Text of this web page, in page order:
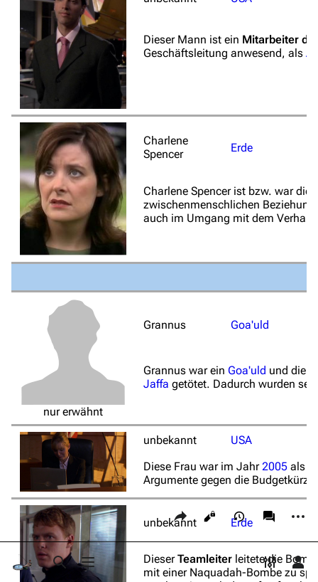
Suche aufrufen
Menü aufrufen
Themengruppen
Letzte Änderungen
FAQ
Wiki-Diskussion
Anfragen
Administrations-Übersicht
Löschantrag
Vandalismus melden
Technik-Zentrale
Admin-Anfragen
Kontakt
Übersicht
E-Mail
Feedback
IRC-Channel
Drucken/­exportieren
Buch erstellen
Als PDF herunterladen
Druckversion
Toggle
Nicht angemeldet
Ihre IP-Adresse wird öffentlich sichtbar sein, wenn Sie
Änderungen vornehmen.
Wer ist online?
Anmelden
Diese Seite teilen
Ansichten
Änderungen an verlinkten Seiten
Seiten­­informationen
Seite zitieren
Alle ausklappen
Dieser Mann ist ein Mitarbeiter
Geschäftsleitung anwesend, als
Charlene
Spencer
Erde
Charlene Spencer ist bzw. war die
zwischenmenschlichen
auch im Umgang mit dem
nur erwähnt
Grannus Goa'uld
Grannus war ein Goa'uld und
Jaffa getötet. Dadurch wurden
unbekannt
USA
Diese Frau war im Jahr2005 als
Argumente gegen die
unbekannt Erde
DieserTeamleiter leitete die
mit einer Naquadah-Bombe zu